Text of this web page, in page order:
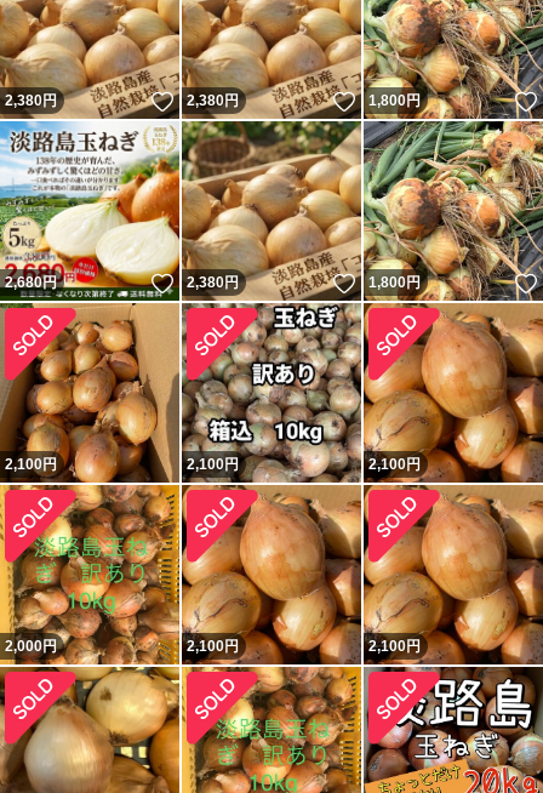
2,380円 いいね！
2,380円 いいね！
1,800円
2,680円 いいね！
2,380円 いいね！
1,800円
2,100円 2,100円 2,100円
2,000円 2,100円 2,100円